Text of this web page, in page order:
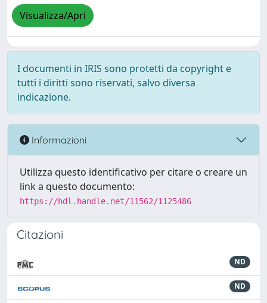
Visualizza/Apri
I documenti in IRIS sono protetti da copyright e
tutti i diritti sono riservati, salvo diversa
indicazione.
Informazioni
Utilizza questo identificativo per citare o creare un
link a questo documento:
https://hdl.handle.net/11562/1125486
Citazioni
ND
ND